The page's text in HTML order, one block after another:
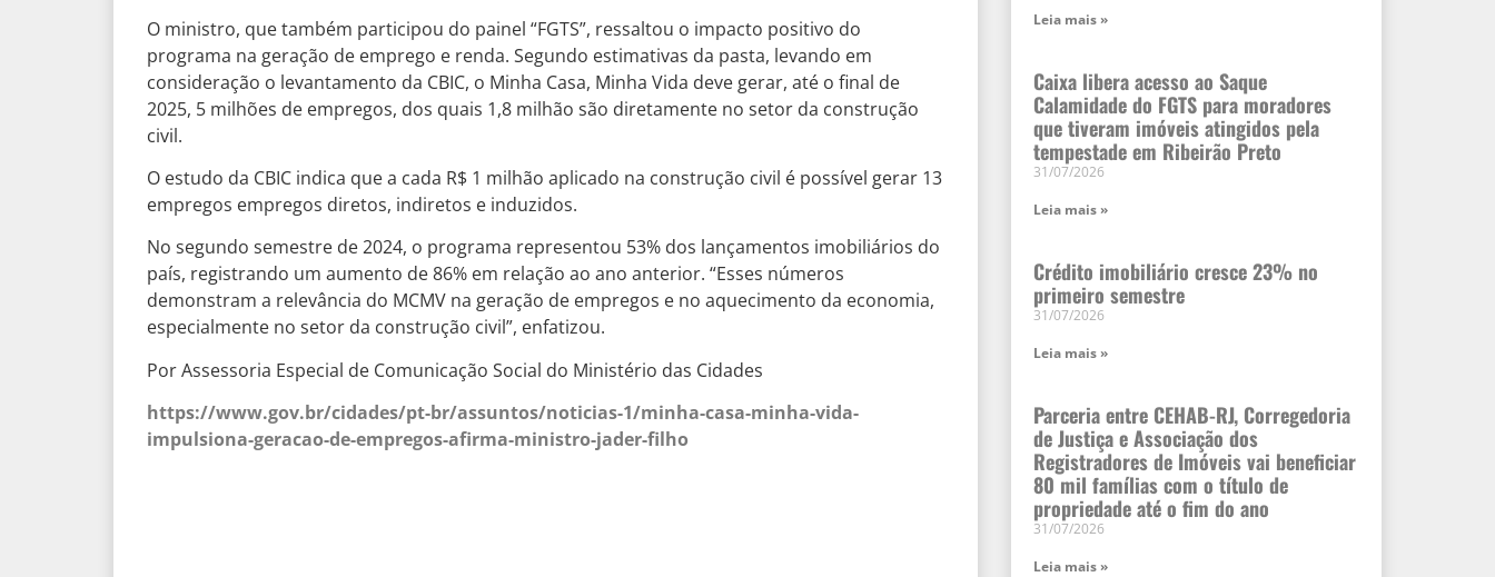
O ministro, que também participou do painel “FGTS”, ressaltou o impacto positivo do
programa na geração de emprego e renda. Segundo estimativas da pasta, levando em
consideração o levantamento da CBIC, o Minha Casa, Minha Vida deve gerar, até o final de
2025, 5 milhões de empregos, dos quais 1,8 milhão são diretamente no setor da construção
civil.
O estudo da CBIC indica que a cada R$ 1 milhão aplicado na construção civil é possível gerar 13
empregos empregos diretos, indiretos e induzidos.
No segundo semestre de 2024, o programa representou 53% dos lançamentos imobiliários do
país, registrando um aumento de 86% em relação ao ano anterior. “Esses números
demonstram a relevância do MCMV na geração de empregos e no aquecimento da economia,
especialmente no setor da construção civil”, enfatizou.
Por Assessoria Especial de Comunicação Social do Ministério das Cidades
https://www.gov.br/cidades/pt-br/assuntos/noticias-1/minha-casa-minha-vida-
impulsiona-geracao-de-empregos-afirma-ministro-jader-filho
Leia mais »
Caixa libera acesso ao Saque
Calamidade do FGTS para moradores
que tiveram imóveis atingidos pela
tempestade em Ribeirão Preto
31/07/2026
Leia mais »
Crédito imobiliário cresce 23% no
primeiro semestre
31/07/2026
Leia mais »
Parceria entre CEHAB-RJ, Corregedoria
de Justiça e Associação dos
Registradores de Imóveis vai beneficiar
80 mil famílias com o título de
propriedade até o fim do ano
31/07/2026
Leia mais »